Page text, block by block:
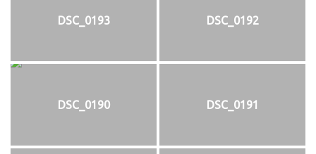
DSC_0193 DSC_0192
DSC_0190 DSC_0191